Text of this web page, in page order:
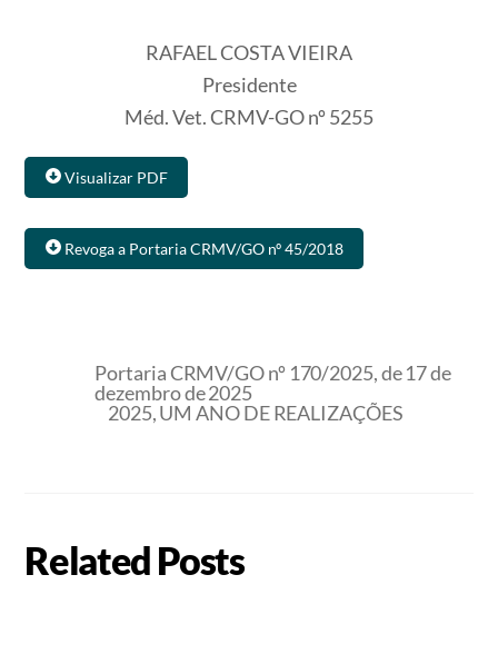
RAFAEL COSTA VIEIRA
Presidente
Méd. Vet. CRMV-GO nº 5255
Visualizar PDF
Revoga a Portaria CRMV/GO nº 45/2018
Portaria CRMV/GO nº 170/2025, de 17 de
dezembro de 2025
2025, UM ANO DE REALIZAÇÕES
Related Posts